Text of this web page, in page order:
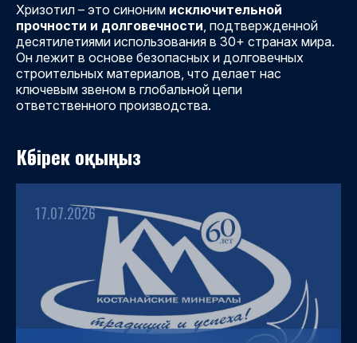
Хризотил – это синоним исключительной
прочности и долговечности, подтвержденной
десятилетиями использования в 30+ странах мира.
Он лежит в основе безопасных и долговечных
строительных материалов, что делает нас
ключевым звеном в глобальной цепи
ответственного производства.
Көбірек оқыңыз
17.07.2026